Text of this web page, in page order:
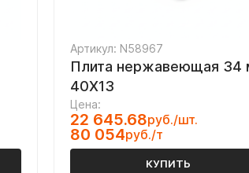
Артикул: N58967
Плита нержавеющая 34
40Х13
Цена:
22 645.68руб./шт.
80 054руб./т
КУПИТЬ